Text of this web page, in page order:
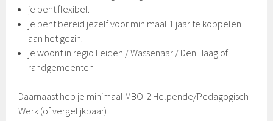
je bent flexibel.
je bent bereid jezelf voor minimaal 1 jaar te koppelen
aan het gezin.
je woont in regio Leiden / Wassenaar / Den Haag of
randgemeenten
Daarnaast heb je minimaal MBO-2 Helpende/Pedagogisch
Werk (of vergelijkbaar)